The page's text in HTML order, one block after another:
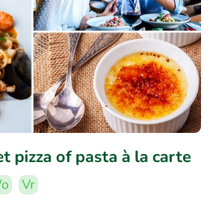
pizza of pasta à la carte
Vr